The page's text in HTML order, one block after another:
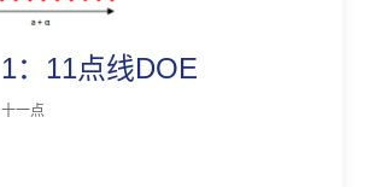
1：11点线DOE
十一点